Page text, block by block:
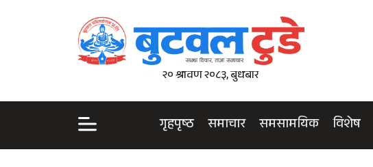
२० श्रावण २०८३, बुधबार
गृहपृष्ठ समाचार समसामयिक विशेष